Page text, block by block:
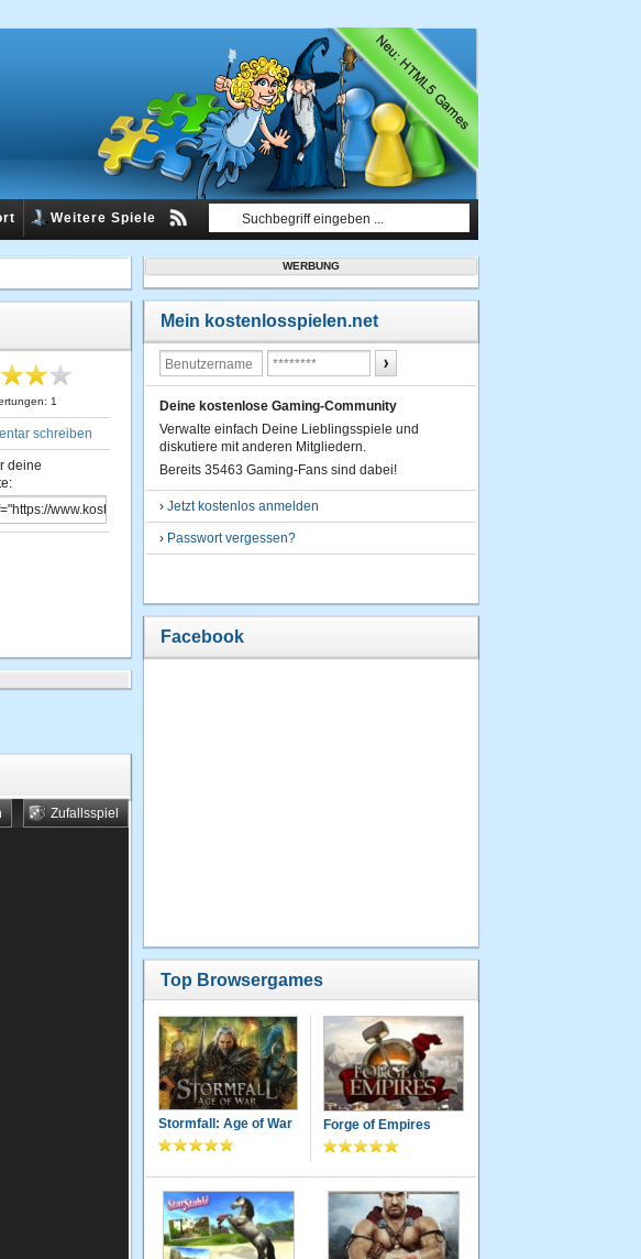
Weitere Spiele
1
schreiben
deine
Zufallsspiel
WERBUNG
Mein kostenlosspielen.net
Deine kostenlose Gaming-Community
Verwalte einfach Deine Lieblingsspiele und
diskutiere mit anderen Mitgliedern.
Bereits 35463 Gaming-Fans sind dabei!
› Jetzt kostenlos anmelden
› Passwort vergessen?
Facebook
Top Browsergames
Stormfall: Age of War Forge of Empires